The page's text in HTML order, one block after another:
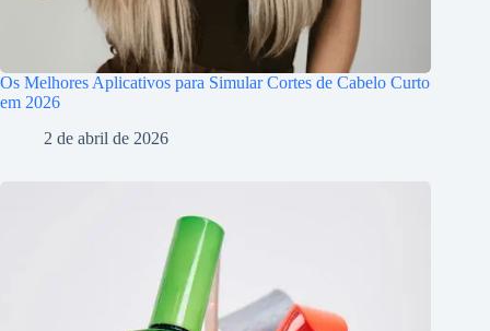
Os Melhores Aplicativos para Simular Cortes de Cabelo Curto
em 2026
2 de abril de 2026